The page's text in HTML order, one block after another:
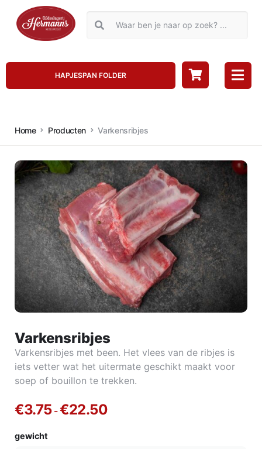
HAPJESPAN FOLDER
Home Producten Varkensribjes
Varkensribjes
Varkensribjes met been. Het vlees van de ribjes is
iets vetter wat het uitermate geschikt maakt voor
soep of bouillon te trekken.
€3.75 -€22.50
gewicht